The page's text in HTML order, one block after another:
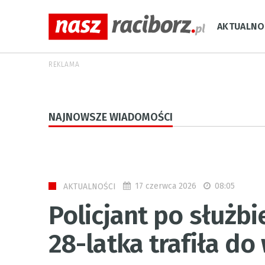
REKLAMA
NAJNOWSZE WIADOMOŚCI
AKTUALNOŚCI 17 czerwca 2026 08:05
Policjant po
28-latka trafiła do